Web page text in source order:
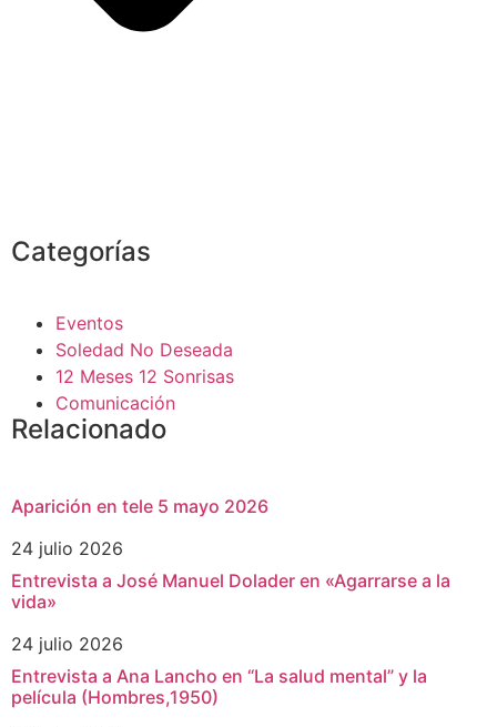
Categorías
Eventos
Soledad No Deseada
12 Meses 12 Sonrisas
Comunicación
Relacionado
Aparición en tele 5 mayo 2026
24 julio 2026
Entrevista a José Manuel Dolader en «Agarrarse a la
vida»
24 julio 2026
Entrevista a Ana Lancho en “La salud mental” y la
película (Hombres,1950)